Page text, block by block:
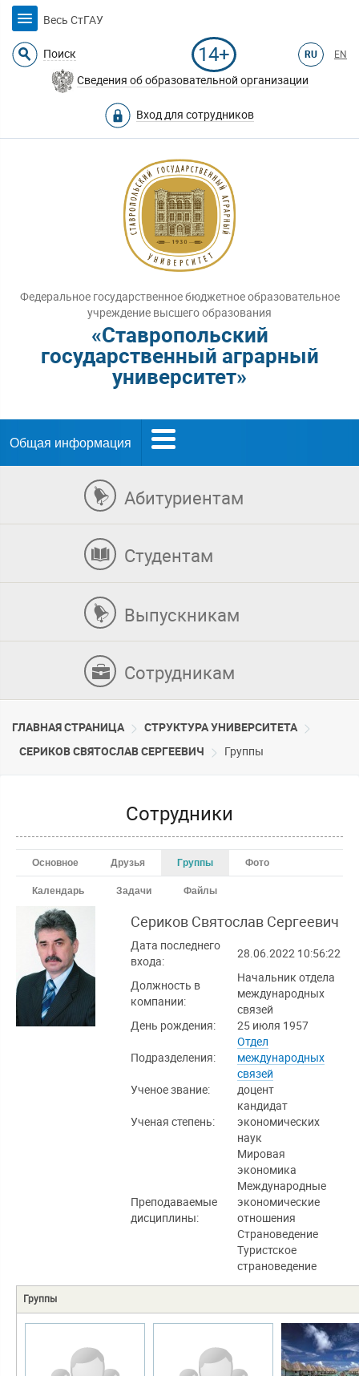
Весь СтГАУ
Поиск 14+ RU EN
Сведения об образовательной организации
Вход для сотрудников
Федеральное государственное бюджетное образовательное
учреждение высшего образования
«Ставропольский
государственный аграрный
университет»
Общая информация
Абитуриентам
Студентам
Выпускникам
Сотрудникам
ГЛАВНАЯ СТРАНИЦА
CТРУКТУРА УНИВЕРСИТЕТА
СЕРИКОВ СВЯТОСЛАВ СЕРГЕЕВИЧ
Группы
Сотрудники
Основное Друзья Группы Фото
Календарь Задачи Файлы
Сериков Святослав Сергеевич
Дата последнего
входа:
28.06.2022 10:56:22
Должность в
компании:
Начальник отдела
международных
связей
День рождения:
25 июля 1957
Подразделения:
Отдел
международных
связей
Ученое звание:
доцент
Ученая степень:
кандидат
экономических
наук
Преподаваемые
дисциплины:
Мировая
экономика
Международные
экономические
отношения
Страноведение
Туристское
страноведение
Группы